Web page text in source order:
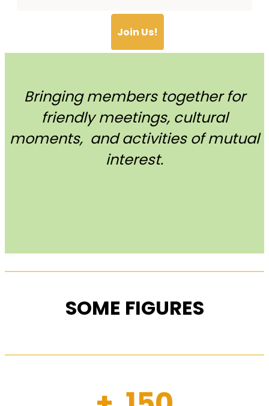
Join Us!
Bringing members together for
friendly meetings, cultural
moments, and activities of mutual
interest.
SOME FIGURES